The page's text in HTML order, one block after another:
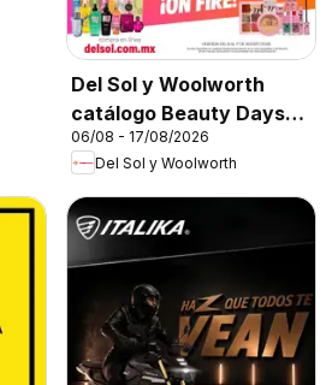
Del Sol y Woolworth
catálogo Beauty Days
On Fire
06/08 - 17/08/2026
Del Sol y Woolworth